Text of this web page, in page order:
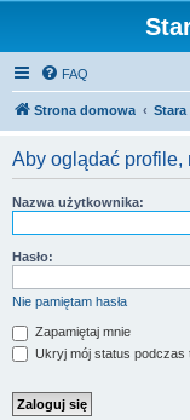
FAQ
Strona domowa Stara
Aby oglądać profile,
Nazwa użytkownika:
Hasło:
Nie pamiętam hasła
Zapamiętaj mnie
Ukryj mój status podczas